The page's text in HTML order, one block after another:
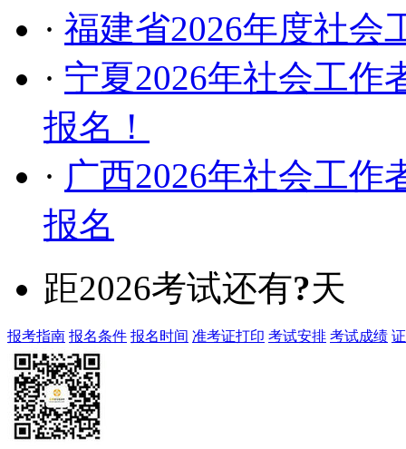
· 福建省2026年度社会
· 宁夏2026年社会工作
报名！
· 广西2026年社会工作
报名
距2026考试还有?天
报考指南 报名条件 报名时间 准考证打印 考试安排 考试成绩